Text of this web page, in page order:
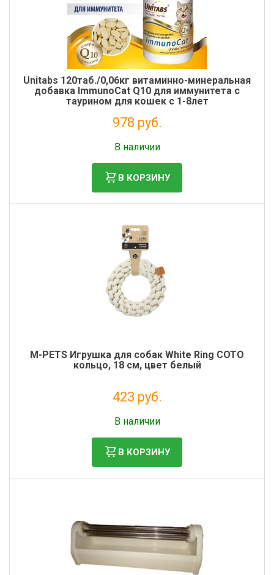
Unitabs 120таб./0,06кг витаминно-минеральная
добавка ImmunoCat Q10 для иммунитета с
таурином для кошек с 1-8лет
978 руб.
В наличии
В КОРЗИНУ
M-PETS Игрушка для собак White Ring СОТО
кольцо, 18 см, цвет белый
423 руб.
В наличии
В КОРЗИНУ